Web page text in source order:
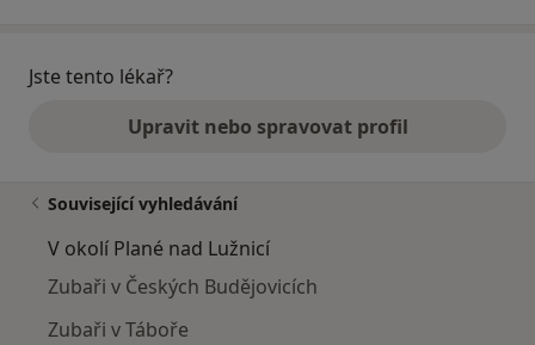
Jste tento lékař?
Upravit nebo spravovat profil
Související vyhledávání
V okolí Plané nad Lužnicí
Zubaři v Českých Budějovicích
Zubaři v Táboře